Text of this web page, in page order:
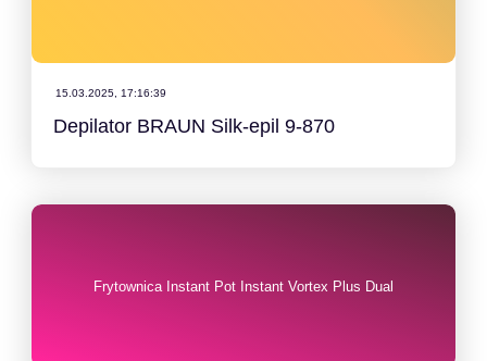
15.03.2025, 17:16:39
Depilator BRAUN Silk-epil 9-870
Frytownica Instant Pot Instant Vortex Plus Dual